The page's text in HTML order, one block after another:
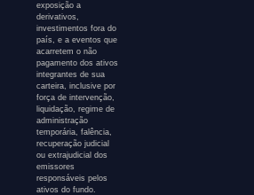
exposição a
derivativos,
investimentos fora do
país, e a eventos que
acarretem o não
pagamento dos ativos
integrantes de sua
carteira, inclusive por
força de intervenção,
liquidação, regime de
administração
temporária, falência,
recuperação judicial
ou extrajudicial dos
emissores
responsáveis pelos
ativos do fundo.